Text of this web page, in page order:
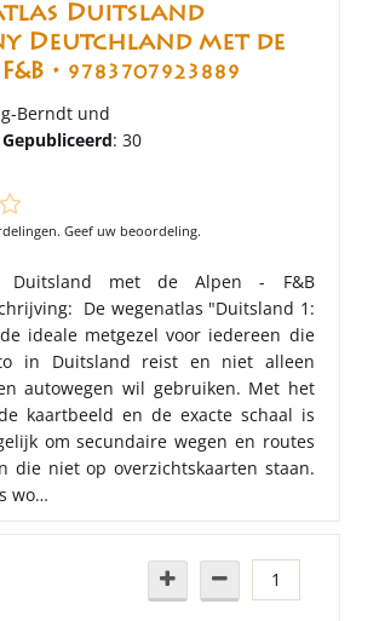
Duitsland
Deutchland met de
• 9783707923889
Berndt und
Gepubliceerd: 30
Geef uw beoordeling.
Duitsland met de Alpen - F&B
De wegenatlas "Duitsland 1:
ideale metgezel voor iedereen die
in Duitsland reist en niet alleen
autowegen wil gebruiken. Met het
kaartbeeld en de exacte schaal is
om secundaire wegen en routes
die niet op overzichtskaarten staan.
wo…